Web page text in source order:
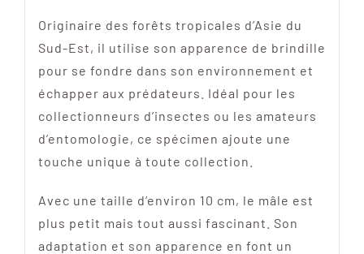
Originaire des forêts tropicales d’Asie du
Sud-Est, il utilise son apparence de brindille
pour se fondre dans son environnement et
échapper aux prédateurs. Idéal pour les
collectionneurs d’insectes ou les amateurs
d’entomologie, ce spécimen ajoute une
touche unique à toute collection.
Avec une taille d’environ 10 cm, le mâle est
plus petit mais tout aussi fascinant. Son
adaptation et son apparence en font un